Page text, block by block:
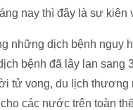
nay thì đây là sự
những dịch bệnh nguy
bệnh đã lây lan
tử vong, du lịch
các nước trên toàn